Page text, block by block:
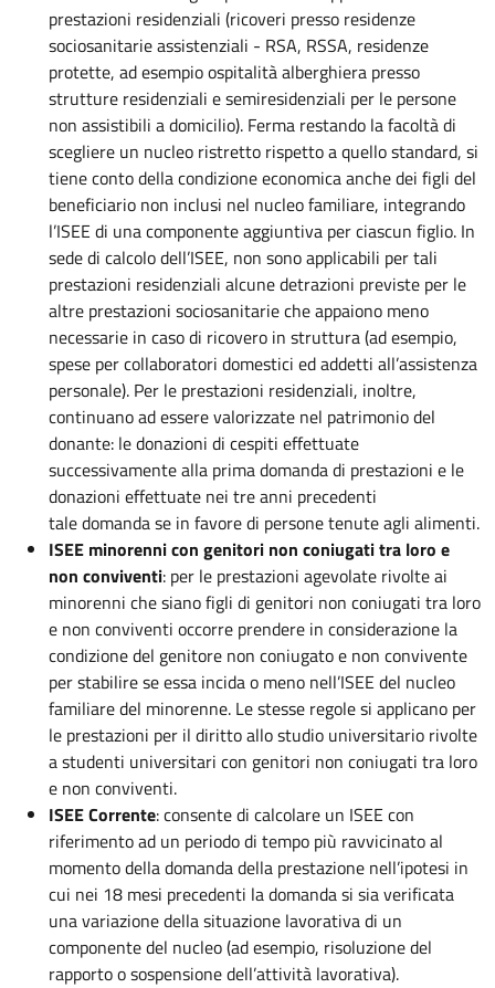
prestazioni residenziali (ricoveri presso residenze
sociosanitarie assistenziali - RSA, RSSA, residenze
protette, ad esempio ospitalità alberghiera presso
strutture residenziali e semiresidenziali per le persone
non assistibili a domicilio). Ferma restando la facoltà di
scegliere un nucleo ristretto rispetto a quello standard, si
tiene conto della condizione economica anche dei figli del
beneficiario non inclusi nel nucleo familiare, integrando
l’ISEE di una componente aggiuntiva per ciascun figlio. In
sede di calcolo dell’ISEE, non sono applicabili per tali
prestazioni residenziali alcune detrazioni previste per le
altre prestazioni sociosanitarie che appaiono meno
necessarie in caso di ricovero in struttura (ad esempio,
spese per collaboratori domestici ed addetti all’assistenza
personale). Per le prestazioni residenziali, inoltre,
continuano ad essere valorizzate nel patrimonio del
donante: le donazioni di cespiti effettuate
successivamente alla prima domanda di prestazioni e le
donazioni effettuate nei tre anni precedenti
tale domanda se in favore di persone tenute agli alimenti.
ISEE minorenni con genitori non coniugati tra loro e
non conviventi: per le prestazioni agevolate rivolte ai
minorenni che siano figli di genitori non coniugati tra loro
e non conviventi occorre prendere in considerazione la
condizione del genitore non coniugato e non convivente
per stabilire se essa incida o meno nell’ISEE del nucleo
familiare del minorenne. Le stesse regole si applicano per
le prestazioni per il diritto allo studio universitario rivolte
a studenti universitari con genitori non coniugati tra loro
e non conviventi.
ISEE Corrente: consente di calcolare un ISEE con
riferimento ad un periodo di tempo più ravvicinato al
momento della domanda della prestazione nell’ipotesi in
cui nei 18 mesi precedenti la domanda si sia verificata
una variazione della situazione lavorativa di un
componente del nucleo (ad esempio, risoluzione del
rapporto o sospensione dell’attività lavorativa).